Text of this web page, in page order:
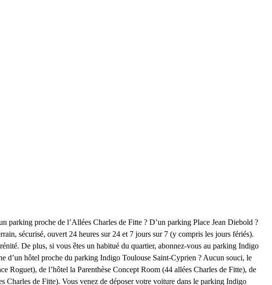
parking proche de l’Allées Charles de Fitte ? D’un parking Place Jean Diebold ?
sécurisé, ouvert 24 heures sur 24 et 7 jours sur 7 (y compris les jours fériés).
De plus, si vous êtes un habitué du quartier, abonnez-vous au parking Indigo
d’un hôtel proche du parking Indigo Toulouse Saint-Cyprien ? Aucun souci, le
Roguet), de l’hôtel la Parenthèse Concept Room (44 allées Charles de Fitte), de
Charles de Fitte). Vous venez de déposer votre voiture dans le parking Indigo